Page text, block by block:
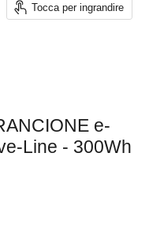
Tocca per ingrandire
e-
Line - 300Wh